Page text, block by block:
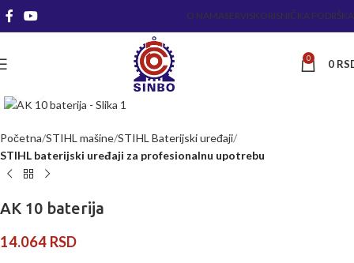
O NAMASERVISKORISNIČKA PODRŠKA
0 0
Kliknite za uvećanje
Početna STIHL mašine STIHL Baterijski uređaji
STIHL baterijski uređaji za profesionalnu upotrebu
AK 10 baterija
14.064 RSD